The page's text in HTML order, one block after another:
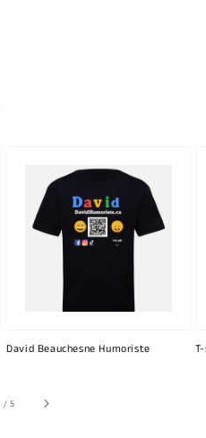
David Beauchesne Humoriste
/sur
5